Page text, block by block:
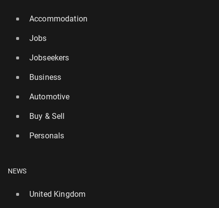
Accommodation
Jobs
Jobseekers
Business
Automotive
Buy & Sell
Personals
NEWS
United Kingdom